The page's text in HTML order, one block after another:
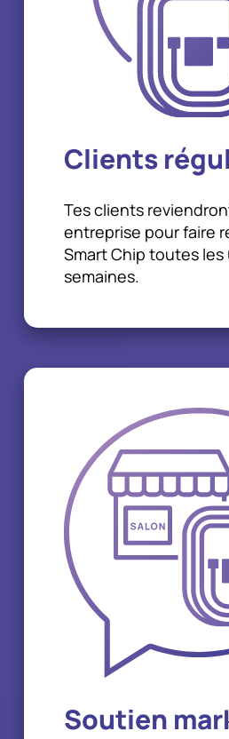
Clients
Tes clients
entreprise pour faire
Smart Chip toutes les
semaines.
Soutien